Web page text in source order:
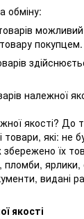
обміну:
покупцем.
належної
якості? До
товари, які: не
їх
пломби, ярлики,
видані
якості